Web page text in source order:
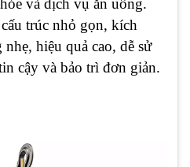
trúc nhỏ gọn, kích
hiệu quả cao, dễ sử
cậy và bảo trì đơn giản.